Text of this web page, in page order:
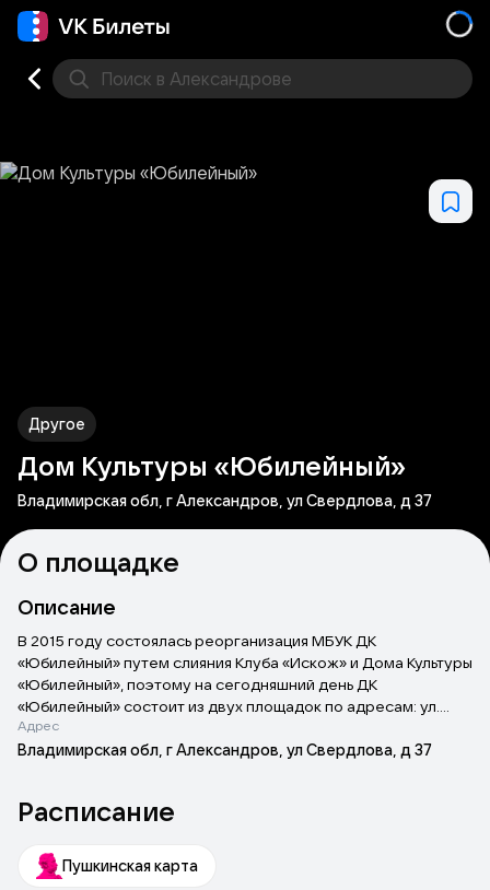
Поиск в Александрове
Другое
Дом Культуры «Юбилейный»
Владимирская обл, г Александров, ул Свердлова, д 37
О площадке
Описание
В 2015 году состоялась реорганизация МБУК ДК
«Юбилейный» путем слияния Клуба «Искож» и Дома Культуры
«Юбилейный», поэтому на сегодняшний день ДК
«Юбилейный» состоит из двух площадок по адресам: ул.
Свердлова 37 и ул. Стрелецкая Набережная д.1, на которых
работает более 40 творческих коллективов самого
многое другое.
Адрес
Владимирская обл, г Александров, ул Свердлова, д 37
Расписание
Пушкинская карта